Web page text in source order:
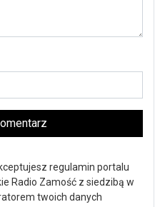
regulamin portalu
Radio Zamość z siedzibą w
twoich danych